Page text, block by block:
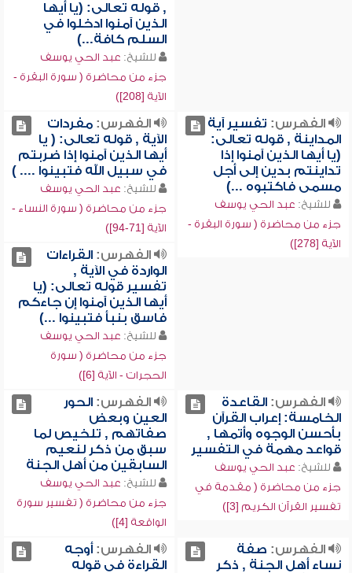
, قوله تعالى: (يا أيها
الذين آمنوا ادخلوا في
السلم كافة...)
للشيخ: عبد الحي يوسف
جزء من محاضرة ( سورة البقرة -
الآية [208])
الفهرس: تفسير آية
المداينة , قوله تعالى:
(يا أيها الذين آمنوا إذا
تداينتم بدين إلى أجل
مسمى فاكتبوه ...)
للشيخ: عبد الحي يوسف
جزء من محاضرة ( سورة البقرة -
الآية [278])
الفهرس:مفردات
الآية , قوله تعالى: ( يا
أيها الذين آمنوا إذا ضربتم
في سبيل الله فتبينوا .... )
للشيخ: عبد الحي يوسف
جزء من محاضرة ( سورة النساء -
الآية [71-94])
الفهرس:القراءات
الواردة في الآية ,
تفسير قوله تعالى: (يا
أيها الذين آمنوا إن جاءكم
فاسق بنبأ فتبينوا ...)
للشيخ: عبد الحي يوسف
جزء من محاضرة ( سورة
الحجرات - الآية [6])
الفهرس:القاعدة
الخامسة: إعراب القرآن
بأحسن الوجوه وأتمها ,
قواعد مهمة في التفسير
للشيخ: عبد الحي يوسف
جزء من محاضرة ( مقدمة في
تفسير القرآن الكريم [3])
الفهرس:الحور
العين وبعض
صفاتهم , تلخيص لما
سبق من ذكر لنعيم
السابقين من أهل الجنة
للشيخ: عبد الحي يوسف
جزء من محاضرة ( تفسير سورة
الواقعة [4])
الفهرس: صفة
نساء أهل الجنة , ذكر
الفهرس:أوجه
القراءة في قوله